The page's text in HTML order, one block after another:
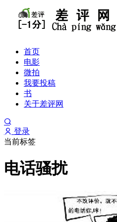
首页
电影
微拍
我要投稿
书
关于差评网
登录
当前标签
电话骚扰